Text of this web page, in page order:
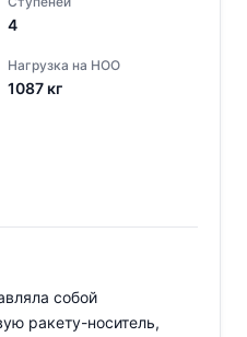
4
Нагрузка на НОО
1087 кг
собой
ракету-носитель,